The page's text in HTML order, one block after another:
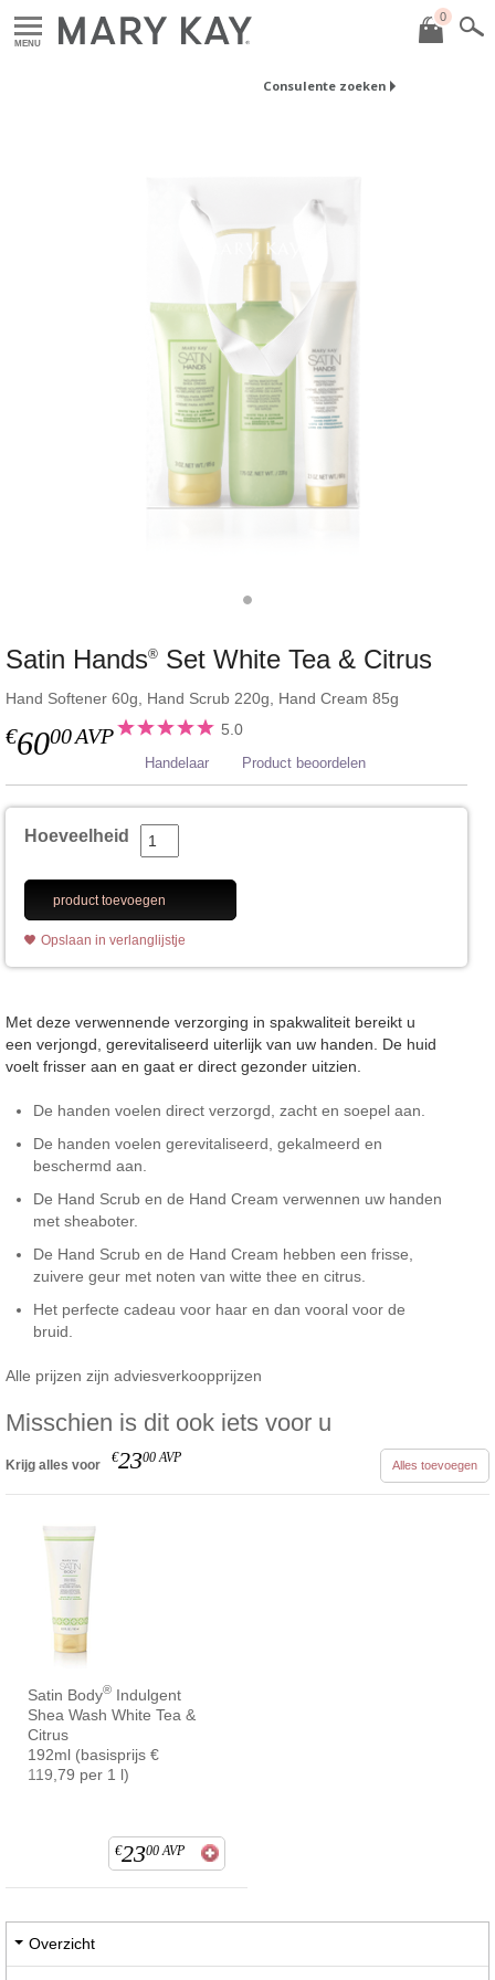
MENU
0
Consulente zoeken
Satin Hands® Set White Tea & Citrus
Hand Softener 60g, Hand Scrub 220g, Hand Cream 85g
€6000AVP 5.0
Handelaar Product beoordelen
Hoeveelheid
product toevoegen
Opslaan in verlanglijstje
Met deze verwennende verzorging in spakwaliteit bereikt u
een verjongd, gerevitaliseerd uiterlijk van uw handen. De huid
voelt frisser aan en gaat er direct gezonder uitzien.
De handen voelen direct verzorgd, zacht en soepel aan.
De handen voelen gerevitaliseerd, gekalmeerd en
beschermd aan.
De Hand Scrub en de Hand Cream verwennen uw handen
met sheaboter.
De Hand Scrub en de Hand Cream hebben een frisse,
zuivere geur met noten van witte thee en citrus.
Het perfecte cadeau voor haar en dan vooral voor de
bruid.
Alle prijzen zijn adviesverkoopprijzen
Misschien is dit ook iets voor u
Krijg alles voor €2300 AVP Alles toevoegen
Satin Body® Indulgent
Shea Wash White Tea &
Citrus
192ml (basisprijs €
119,79 per 1 l)
€2300 AVP
Overzicht